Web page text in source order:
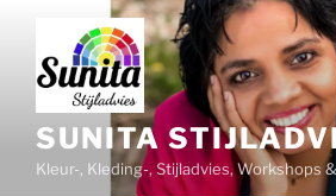
SUNITA
Kleur-, Kleding-, Stijladvies, Workshops